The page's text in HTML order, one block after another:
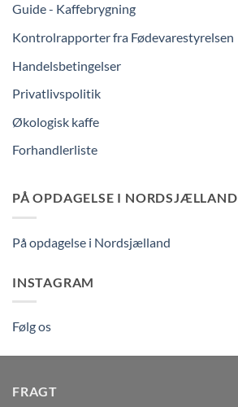
Guide - Kaffebrygning
Kontrolrapporter fra Fødevarestyrelsen
Handelsbetingelser
Privatlivspolitik
Økologisk kaffe
Forhandlerliste
PÅ OPDAGELSE I NORDSJÆLLAND
På opdagelse i Nordsjælland
INSTAGRAM
Følg os
FRAGT